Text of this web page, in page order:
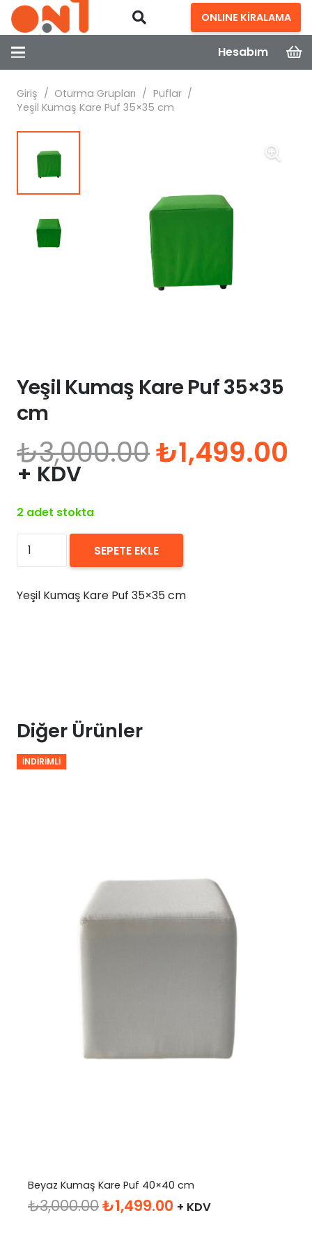
ONLINE KİRALAMA
Hesabım
Giriş / Oturma Grupları / Puflar /
Yeşil Kumaş Kare Puf 35×35 cm
Yeşil Kumaş Kare Puf 35×35
cm
₺3,000.00Orijinal
fiyat:
₺1,499.00
+ KDV
2 adet stokta
Yeşil
Kumaş
Puf
SEPETE EKLE
Yeşil Kumaş Kare Puf 35×35 cm
Diğer Ürünler
İNDIRIMLI
Beyaz Kumaş Kare Puf 40×40 cm
₺3,000.00Orijinal
₺1,499.00 Şu
+ KDV